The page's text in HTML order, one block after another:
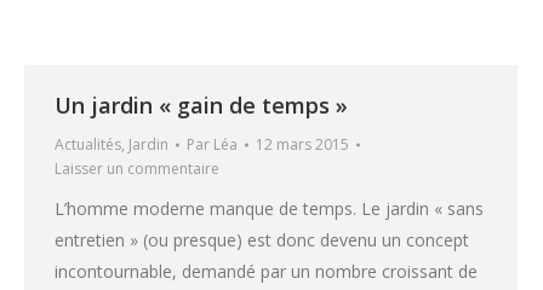
Un jardin « gain de temps »
Actualités, Jardin Par Léa
12 mars 2015
Laisser un commentaire
L’homme moderne manque de temps. Le jardin « sans
entretien » (ou presque) est donc devenu un concept
incontournable, demandé par un nombre croissant de